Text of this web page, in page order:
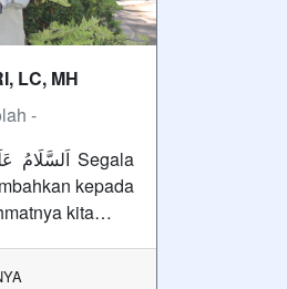
LC, MH
-
kepada
kita…